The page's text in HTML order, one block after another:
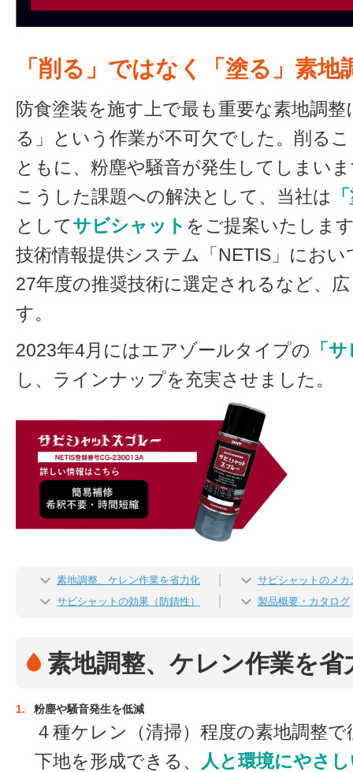
「削る」ではなく「塗る」素地
防食塗装を施す上で最も重要な素地調
る」という作業が不可欠でした。削る
ともに、粉塵や騒音が発生してしまい
こうした課題への解決として、当社は
としてサビシャット をご提案いたしま
技術情報提供システム「NETIS」にお
27年度の推奨技術に選定されるなど、
す。
2023年4月にはエアゾールタイプの 「
し、ラインナップを充実させました。
素地調整、ケレン作業を省力化
サビシャットのメカ
サビシャットの効果（防錆性）
製品概要・カタログ
素地調整、ケレン作業を省
1. 粉塵や騒音発生を低減
４種ケレン（清掃）程度の素地調整
下地を形成できる、
人と環境にやさ